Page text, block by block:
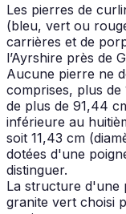
Les pierres de
(bleu, vert ou
carrières et de
l’Ayrshire près de
Aucune pierre ne
comprises, plus
de plus de 91,44
inférieure au
soit 11,43 cm
dotées d'une
distinguer.
La structure d'une
granite vert choisi